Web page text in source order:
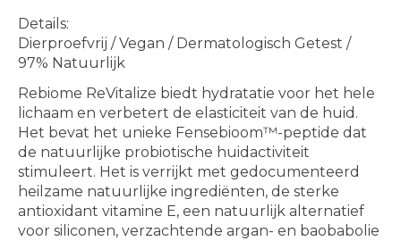
Details:
Dierproefvrij / Vegan / Dermatologisch Getest /
97% Natuurlijk
Rebiome ReVitalize biedt hydratatie voor het hele
lichaam en verbetert de elasticiteit van de huid.
Het bevat het unieke Fensebioom™-peptide dat
de natuurlijke probiotische huidactiviteit
stimuleert. Het is verrijkt met gedocumenteerd
heilzame natuurlijke ingrediënten, de sterke
antioxidant vitamine E, een natuurlijk alternatief
voor siliconen, verzachtende argan- en baobabolie